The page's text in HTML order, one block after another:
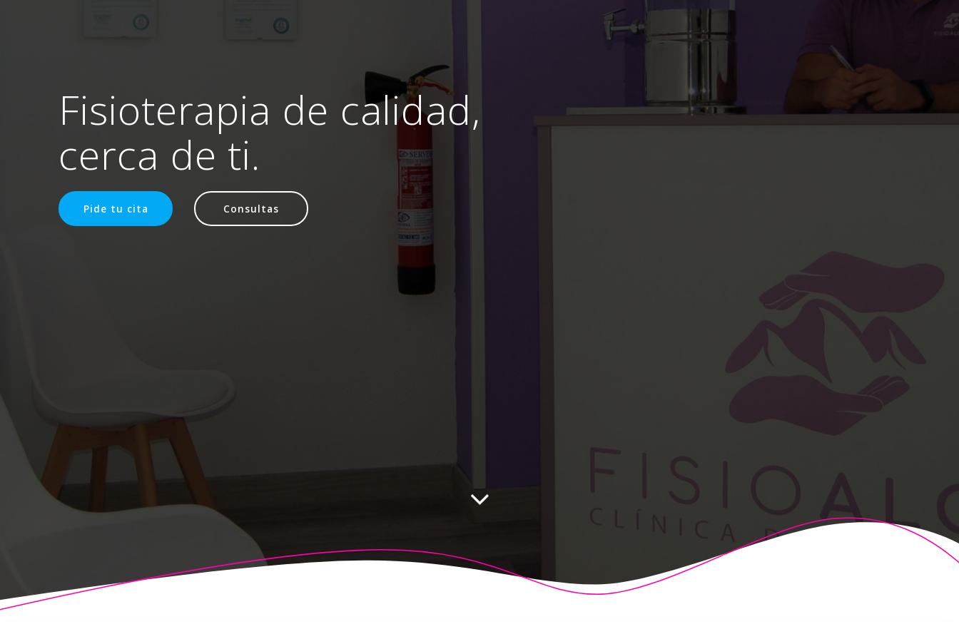
Fisioterapia de calidad,
cerca de ti.
Pide tu cita Consultas
© 2026 Fisioalcón. Construido utilizando WordPress y elHighlight Theme